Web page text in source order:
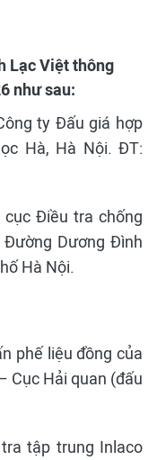
Lạc Việt thông
như sau:
ty Đấu giá hợp
Hà, Hà Nội. ĐT:
Điều tra chống
Đường Dương Đình
Hà Nội.
phế liệu đồng của
Cục Hải quan (đấu
tập trung Inlaco